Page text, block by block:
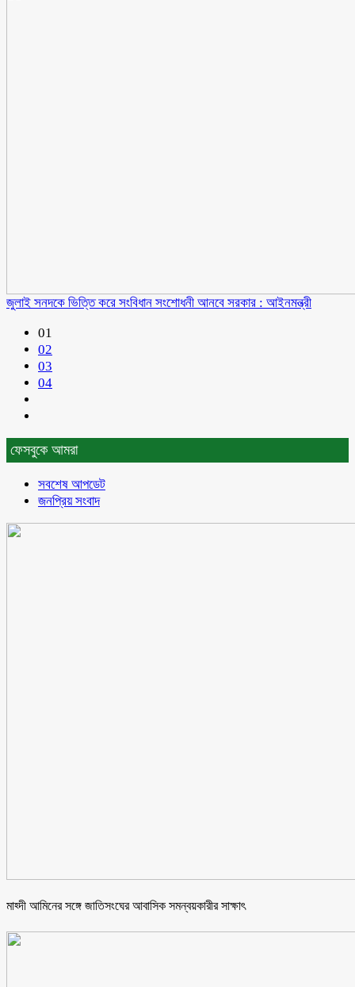
জুলাই সনদকে ভিত্তি করে সংবিধান সংশোধনী আনবে সরকার : আইনমন্ত্রী
01
02
03
04
ফেসবুকে আমরা
সবশেষ আপডেট
জনপ্রিয় সংবাদ
মাহ্দী আমিনের সঙ্গে জাতিসংঘের আবাসিক সমন্বয়কারীর সাক্ষাৎ